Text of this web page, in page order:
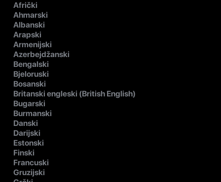
Afrički
Ahmarski
Albanski
Arapski
Armenijski
Azerbejdžanski
Bengalski
Bjeloruski
Bosanski
Britanski engleski (British English)
Bugarski
Burmanski
Danski
Darijski
Estonski
Finski
Francuski
Gruzijski